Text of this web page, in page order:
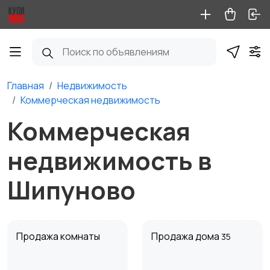
Главная
Недвижимость
Коммерческая недвижимость
Коммерческая
недвижимость в
Шипуново
Продажа комнаты Продажа дома 35